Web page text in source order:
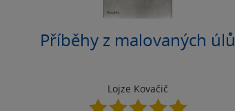
Příběhy z malovaných úlů
Lojze Kovačič
5.0